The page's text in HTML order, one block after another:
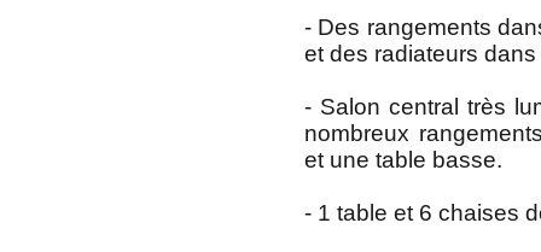
- Des rangements
et des radiateurs
- Salon central très
nombreux
et une table basse.
- 1 table et 6 chaises